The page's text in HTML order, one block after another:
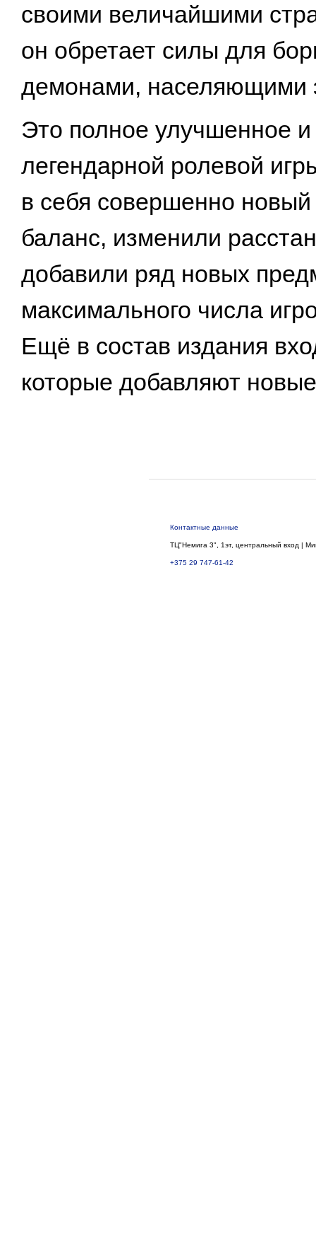
своими величайшими
он обретает силы для
демонами, населяющими
Это полное улучшенное
легендарной ролевой
в себя совершенно
баланс, изменили
добавили ряд новых
максимального числа
Ещё в состав издания
которые добавляют
Контактные данные
ТЦ"Немига 3", 1эт, центральный вход |
+375 29 747-61-42